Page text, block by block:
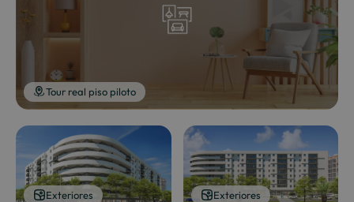
Tour real piso piloto
Exteriores Exteriores